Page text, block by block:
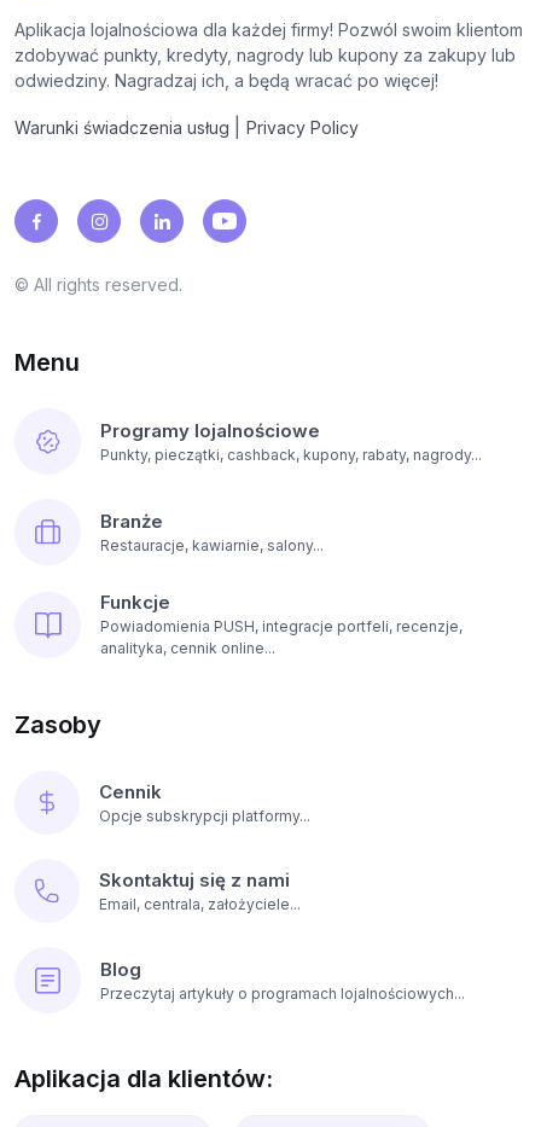
Aplikacja lojalnościowa dla każdej firmy! Pozwól swoim klientom
zdobywać punkty, kredyty, nagrody lub kupony za zakupy lub
odwiedziny. Nagradzaj ich, a będą wracać po więcej!
Warunki świadczenia usług Privacy Policy
© All rights reserved.
Menu
Programy lojalnościowe
Punkty, pieczątki, cashback, kupony, rabaty, nagrody...
Branże
Restauracje, kawiarnie, salony...
Funkcje
Powiadomienia PUSH, integracje portfeli, recenzje,
analityka, cennik online...
Zasoby
Cennik
Opcje subskrypcji platformy...
Skontaktuj się z nami
Email, centrala, założyciele...
Blog
Przeczytaj artykuły o programach lojalnościowych...
Aplikacja dla klientów: